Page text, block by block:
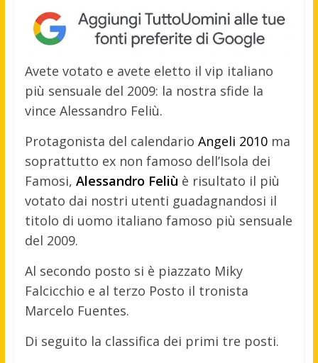
Avete votato e avete eletto il vip italiano
più sensuale del 2009: la nostra sfide la
vince Alessandro Feliù.
Protagonista del calendario Angeli 2010 ma
soprattutto ex non famoso dell’Isola dei
Famosi, Alessandro Feliù è risultato il più
votato dai nostri utenti guadagnandosi il
titolo di uomo italiano famoso più sensuale
del 2009.
Al secondo posto si è piazzato Miky
Falcicchio e al terzo Posto il tronista
Marcelo Fuentes.
Di seguito la classifica dei primi tre posti.